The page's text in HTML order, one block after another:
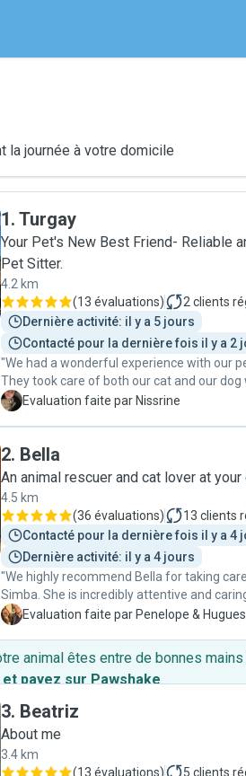
la journée à votre domicile
1. Turgay
Your Pet's New Best Friend- Reliable
Pet Sitter.
4.2 km
(13 évaluations) 2 clients
Dernière activité: il y a 5 jours
Contacté pour la dernière fois il y a 2
"We had a wonderful experience with our
They took care of both our cat and our dog
were away on vacation, visiting twice a day
received plenty of attention, care, and
especially appreciated the regular updates
clear love and responsibility shown toward
gave us real peace of mind knowing they
good hands. We highly recommend their
anyone looking for a trustworthy, caring,
pet sitter!"
N Evaluation faite par Nissrine
2. Bella
An animal rescuer and cat lover at your
4.5 km
(36 évaluations) 13 clients
Contacté pour la dernière fois il y a 4
Dernière activité: il y a 4 jours
"We highly recommend Bella for taking
Simba. She is incredibly attentive and
Simba is well-fed, entertained, and
us peace of mind while we were away.
have found such a reliable and
sitter! "
P Evaluation faite par Penelope & Hugues
animal êtes entre de bonnes
payez sur Pawshake.
3. Beatriz
About me
3.4 km
(13 évaluations) 5 clients